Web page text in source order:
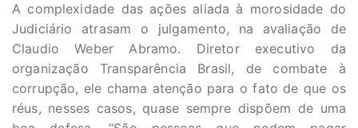
A complexidade das ações aliada à morosidade do
Judiciário atrasam o julgamento, na avaliação de
Claudio Weber Abramo. Diretor executivo da
organização Transparência Brasil, de combate à
corrupção, ele chama atenção para o fato de que os
réus, nesses casos, quase sempre dispõem de uma